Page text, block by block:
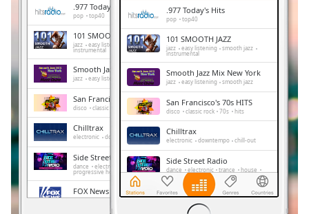
Playback
Rate
Chapters
Descriptions
descriptions
off,
selected
Subtitles
.977 Today's Hits
pop top40
101 SMOOTH JAZZ
jazz easy listening smooth jazz
instrumental
Smooth Jazz Mix New York
jazz easy listening smooth jazz
San Francisco's 70s HITS
disco classic rock 70s hits
Chilltrax
electronic downtempo chill-out
Side Street Radio
dance electronic trance house
progressive house club
FOX News Talk
news talk
.977 Today's Hits
pop top40
101 SMOOTH JAZZ
jazz easy listening smooth jazz
instrumental
Smooth Jazz Mix New York
jazz easy listening smooth jazz
San Francisco's 70s HITS
disco classic rock 70s hits
Chilltrax
electronic downtempo chill-out
Side Street Radio
dance electronic trance house
progressive house club
FOX News Talk
talk